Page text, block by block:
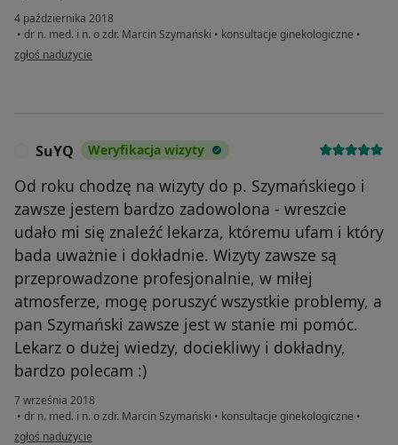
4 października 2018
• dr n. med. i n. o zdr. Marcin Szymański • konsultacje ginekologiczne •
w opinii użytkownika m.nadolska
zgłoś nadużycie
SuYQ Weryfikacja wizyty
Od roku chodzę na wizyty do p. Szymańskiego i
zawsze jestem bardzo zadowolona - wreszcie
udało mi się znaleźć lekarza, któremu ufam i który
bada uważnie i dokładnie. Wizyty zawsze są
przeprowadzone profesjonalnie, w miłej
atmosferze, mogę poruszyć wszystkie problemy, a
pan Szymański zawsze jest w stanie mi pomóc.
Lekarz o dużej wiedzy, dociekliwy i dokładny,
bardzo polecam :)
7 września 2018
• dr n. med. i n. o zdr. Marcin Szymański • konsultacje ginekologiczne •
w opinii użytkownika SuYQ
zgłoś nadużycie